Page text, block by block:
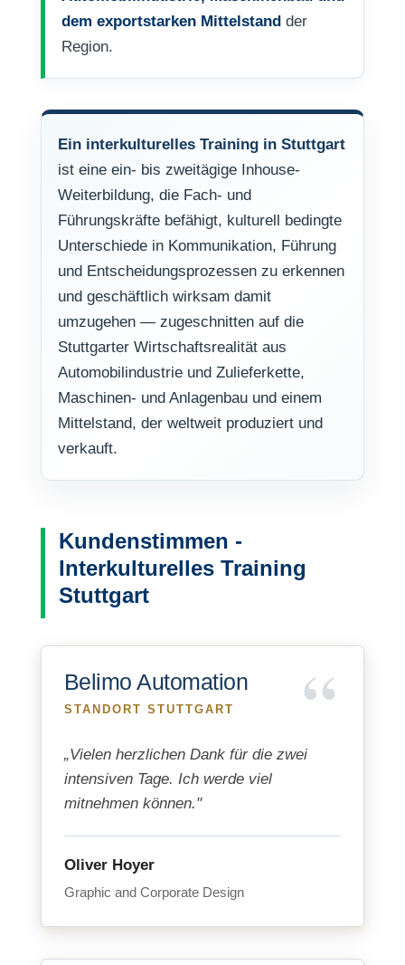
dem exportstarken Mittelstandder
Region.
Ein interkulturelles Training in Stuttgart
ist eine ein- bis zweitägige Inhouse-
Weiterbildung, die Fach- und
Führungskräfte befähigt, kulturell bedingte
Unterschiede in Kommunikation, Führung
und Entscheidungsprozessen zu erkennen
und geschäftlich wirksam damit
umzugehen — zugeschnitten auf die
Stuttgarter Wirtschaftsrealität aus
Automobilindustrie und Zulieferkette,
Maschinen- und Anlagenbau und einem
Mittelstand, der weltweit produziert und
verkauft.
Kundenstimmen -
Interkulturelles Training
Stuttgart
Belimo Automation
STANDORT STUTTGART
„Vielen herzlichen Dank für die zwei
intensiven Tage. Ich werde viel
mitnehmen können."
Oliver Hoyer
Graphic and Corporate Design